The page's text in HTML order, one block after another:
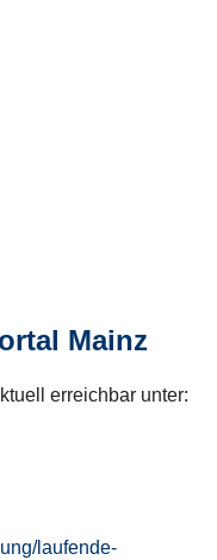
Mainz
erreichbar unter:
laufende-